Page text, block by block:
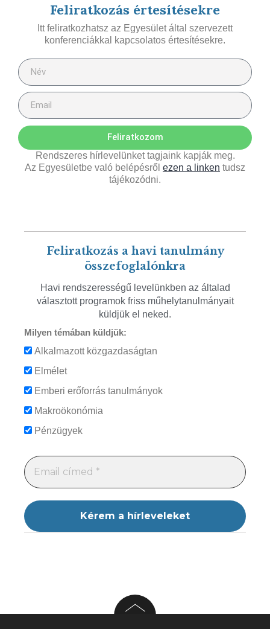
Feliratkozás értesítésekre
Itt feliratkozhatsz az Egyesület által szervezett
konferenciákkal kapcsolatos értesítésekre.
Feliratkozom
Rendszeres hírlevelünket tagjaink kapják meg.
Az Egyesületbe való belépésről ezen a linken tudsz
tájékozódni.
Feliratkozás a havi tanulmány
összefoglalónkra
Havi rendszerességű levelünkben az általad
választott programok friss műhelytanulmányait
küldjük el neked.
Milyen témában küldjük:
Alkalmazott közgazdaságtan
Elmélet
Emberi erőforrás tanulmányok
Makroökonómia
Pénzügyek